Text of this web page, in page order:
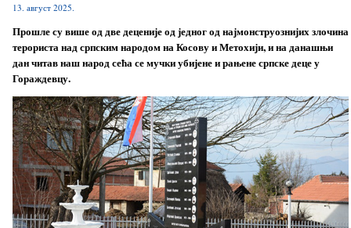
13. август 2025.
Прошле су више од две деценије од једног од најмонструознијих злочина
терориста над српским народом на Косову и Метохији, и на данашњи
дан читав наш народ сећа се мучки убијене и рањене српске деце у
Гораждевцу.